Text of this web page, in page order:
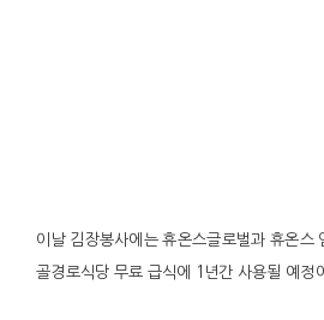
이날 김장봉사에는 휴온스글로벌과 휴온
골경로식당 무료 급식에 1년간 사용될 예정